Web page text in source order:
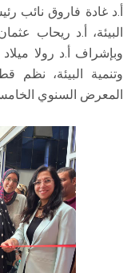
أ.د غادة فاروق نائب
البيئة، أ.د ريحاب
وبإشراف أ.د رولا
وتنمية البيئة، نظم
المعرض السنوي